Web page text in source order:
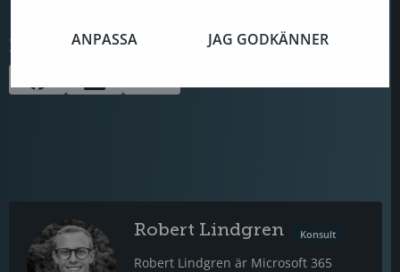
ANPASSA JAG GODKÄNNER
Dela gärna detta på
Robert Lindgren Konsult
Robert Lindgren är Microsoft 365